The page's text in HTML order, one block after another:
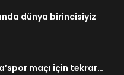
dünya birincisiyiz
maçı için tekrar…